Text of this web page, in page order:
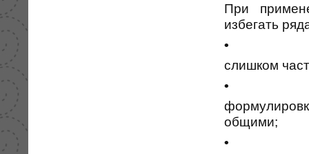
При
избегать
•
слишком
•
общими;
•